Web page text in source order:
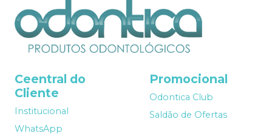
Ceentral do
Cliente
Institucional
WhatsApp
Promocional
Odontica Club
Saldão de Ofertas